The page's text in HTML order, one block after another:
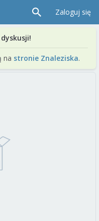
Zaloguj się
na stronie Znaleziska.